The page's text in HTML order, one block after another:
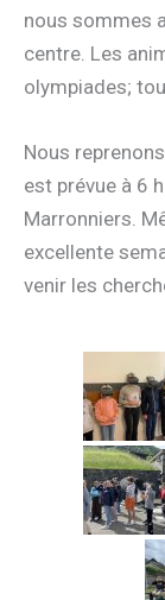
nous sommes
centre. Les
olympiades;
Nous
est prévue à 6
Marronniers.
excellente
venir les